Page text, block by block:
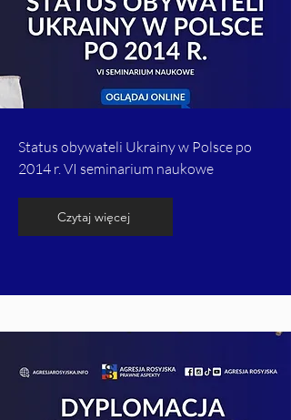
Status obywateli Ukrainy w Polsce po
2014 r. VI seminarium naukowe
Czytaj więcej